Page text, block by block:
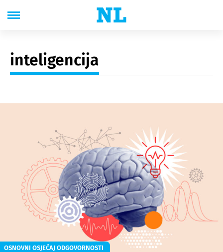
inteligencija
OSNOVNI OSJEĆAJ ODGOVORNOSTI